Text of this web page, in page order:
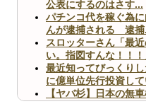
公表にするのはさす...
パチンコ代を稼ぐ為
んが逮捕される 逮捕
スロッターさん「最
い。指図すんな！！！
最近知ってびっくり
に億単位先行投資し
【ヤバ杉】日本の無